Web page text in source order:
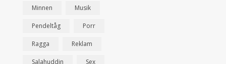
Minnen Musik
Pendeltåg Porr
Ragga Reklam
Salahuddin Sex